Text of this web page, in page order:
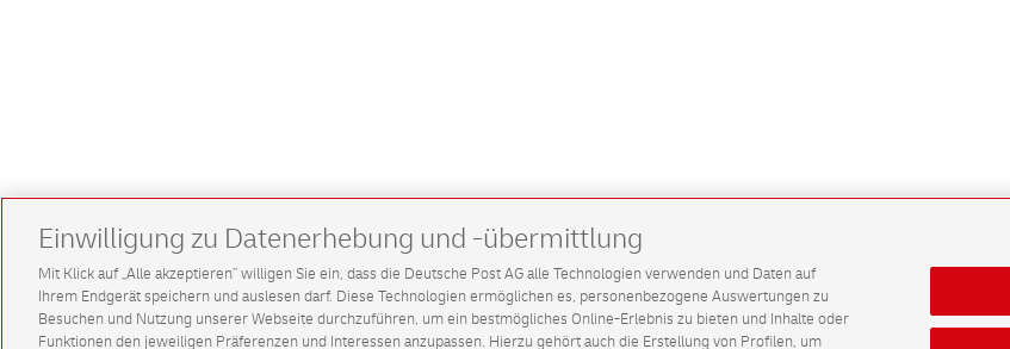
Einwilligung zu Datenerhebung und -übermittlung
Mit Klick auf „Alle akzeptieren” willigen Sie ein, dass die Deutsche Post AG alle Technologien verwenden und Daten auf
Ihrem Endgerät speichern und auslesen darf. Diese Technologien ermöglichen es, personenbezogene Auswertungen zu
Besuchen und Nutzung unserer Webseite durchzuführen, um ein bestmögliches Online-Erlebnis zu bieten und Inhalte oder
Funktionen den jeweiligen Präferenzen und Interessen anzupassen. Hierzu gehört auch die Erstellung von Profilen, um